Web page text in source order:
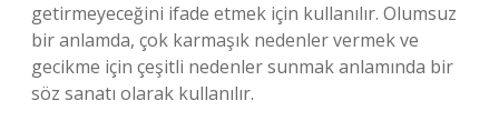
getirmeyeceğini ifade etmek için kullanılır. Olumsuz
bir anlamda, çok karmaşık nedenler vermek ve
gecikme için çeşitli nedenler sunmak anlamında bir
söz sanatı olarak kullanılır.